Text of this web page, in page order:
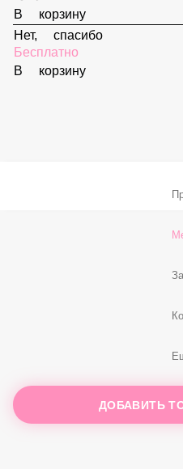
Соус «Ореховый»
59 ₽
В корзину
ДОБАВИТЬ